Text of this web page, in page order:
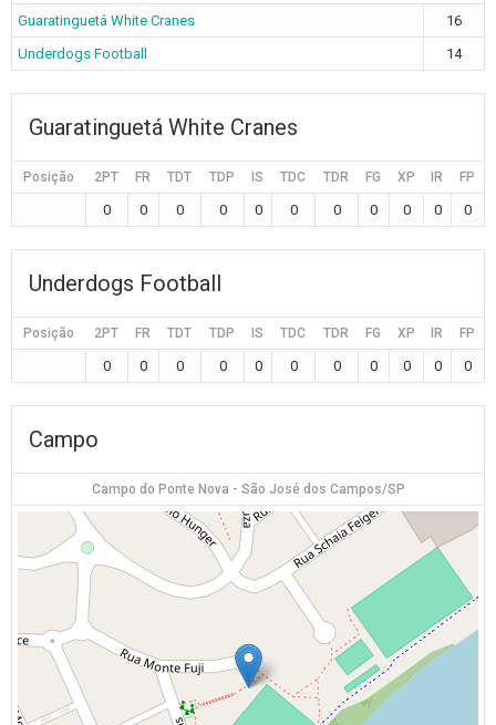
Guaratinguetá White Cranes
16
Underdogs Football
14
Guaratinguetá White Cranes
Posição 2PT FR TDT TDP IS TDC TDR FG XP IR FP
0 0 0 0 0 0 0 0 0 0 0
Underdogs Football
Posição 2PT FR TDT TDP IS TDC TDR FG XP IR FP
0 0 0 0 0 0 0 0 0 0 0
Campo
Campo do Ponte Nova - São José dos Campos/SP